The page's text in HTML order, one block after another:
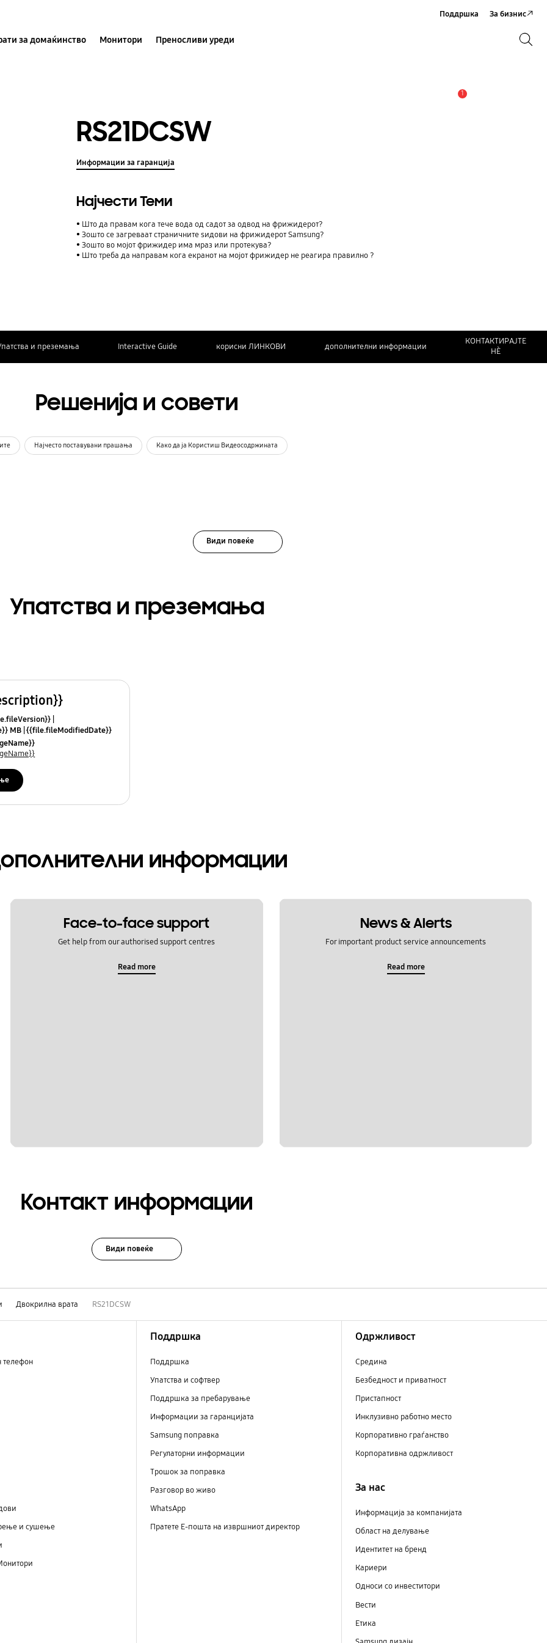
за домаќинство Монитори Преносливи уреди
Поддршка За бизнис
1
RS21DCSW
Информации за гаранција
Најчести Теми
Што да правам кога тече вода од садот за одвод на фрижидерот?
Зошто се загреваат страничните ѕидови на фрижидерот Samsung?
Зошто во мојот фрижидер има мраз или протекува?
Што треба да направам кога екранот на мојот фрижидер не реагира правилно ?
и преземања Interactive Guide корисни ЛИНКОВИ дополнителни информации
КОНТАКТИРАЈТЕ
НЀ
Решенија и совети
Најчесто поставувани прашања Како да ја Користиш Видеосодржината
Види повеќе
Упатства и преземања
MB {{file.fileModifiedDate}}
информации
Face-to-face support
Get help from our authorised support centres
Read more
News & Alerts
For important product service announcements
Read more
Контакт информации
Види повеќе
Двокрилна врата RS21DCSW
телефон
и сушење
Поддршка
Поддршка
Упатства и софтвер
Поддршка за пребарување
Информации за гаранцијата
Samsung поправка
Регулаторни информации
Трошок за поправка
Разговор во живо
WhatsApp
Пратете Е-пошта на извршниот директор
Одржливост
Средина
Безбедност и приватност
Пристапност
Инклузивно работно место
Корпоративно граѓанство
Корпоративна одржливост
За нас
Информација за компанијата
Област на делување
Идентитет на бренд
Кариери
Односи со инвеститори
Вести
Етика